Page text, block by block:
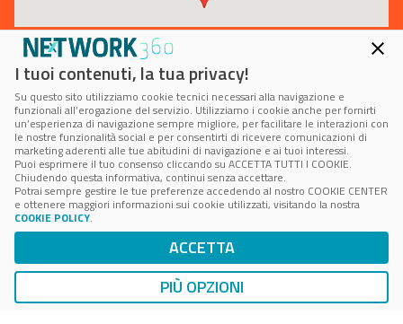
e
I tuoi contenuti, la tua privacy!
Su questo sito utilizziamo cookie tecnici necessari alla navigazione e
funzionali all’erogazione del servizio. Utilizziamo i cookie anche per fornirti
un’esperienza di navigazione sempre migliore, per facilitare le interazioni con
le nostre funzionalità social e per consentirti di ricevere comunicazioni di
marketing aderenti alle tue abitudini di navigazione e ai tuoi interessi.
Puoi esprimere il tuo consenso cliccando su ACCETTA TUTTI I COOKIE.
Chiudendo questa informativa, continui senza accettare.
Potrai sempre gestire le tue preferenze accedendo al nostro COOKIE CENTER
e ottenere maggiori informazioni sui cookie utilizzati, visitando la nostra
COOKIE POLICY.
ACCETTA
PIÙ OPZIONI